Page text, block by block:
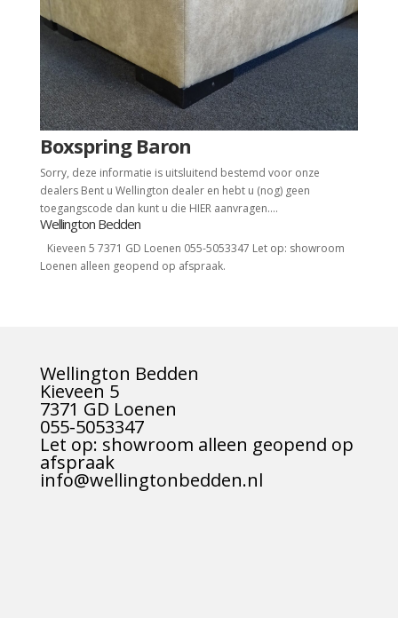
Boxspring Baron
Sorry, deze informatie is uitsluitend bestemd voor onze
dealers Bent u Wellington dealer en hebt u (nog) geen
toegangscode dan kunt u die HIER aanvragen....
Wellington Bedden
Kieveen 5 7371 GD Loenen 055-5053347 Let op: showroom
Loenen alleen geopend op afspraak.
Wellington Bedden
Kieveen 5
7371 GD Loenen
055-5053347
Let op: showroom alleen geopend op
afspraak
info@wellingtonbedden.nl